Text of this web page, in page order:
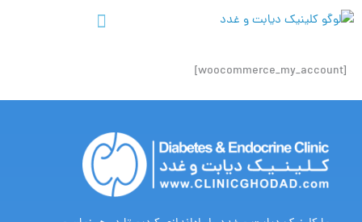
پرش
[woocommerce_my_account]